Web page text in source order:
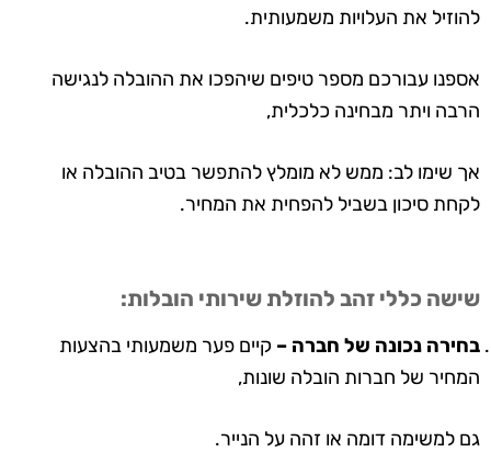
להוזיל את העלויות משמעותית.
אספנו עבורכם מספר טיפים שיהפכו את ההובלה לנגישה
הרבה ויתר מבחינה כלכלית,
אך שימו לב: ממש לא מומלץ להתפשר בטיב ההובלה או
לקחת סיכון בשביל להפחית את המחיר.
שישה כללי זהב להוזלת שירותי הובלות:
בחירה נכונה של חברה – קיים פער משמעותי בהצעות
המחיר של חברות הובלה שונות,
גם למשימה דומה או זהה על הנייר.